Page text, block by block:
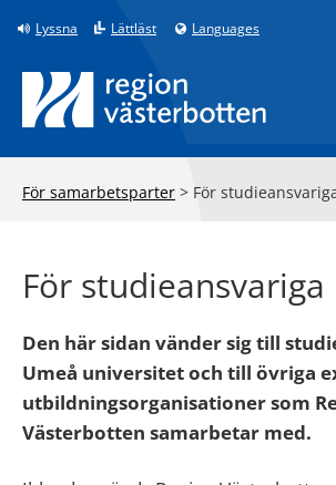
Till innehåll på sidan
Lyssna Lättläst Languages
För samarbetsparter > För
För studieansvariga
Den här sidan vänder sig till
Umeå universitet och till övriga
utbildningsorganisationer som
Västerbotten samarbetar med.